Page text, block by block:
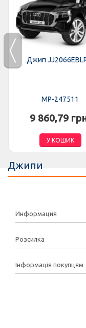
Джип
MP-247511
9 860,79
У КОШИК
Джипи
Информация
Розсилка
Інформація покупцям